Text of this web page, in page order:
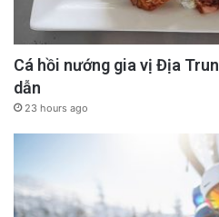
Cá hồi nướng gia vị Địa
dẫn
23 hours ago